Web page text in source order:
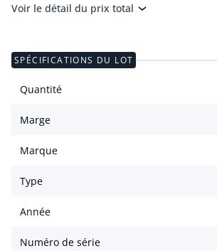
Voir le détail du prix total
SPÉCIFICATIONS DU LOT
Quantité
Marge
Marque
Type
Année
Numéro de série